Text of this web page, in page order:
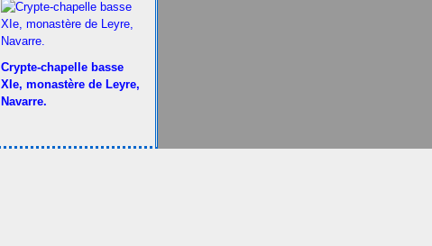
Crypte-chapelle basse
XIe, monastère de Leyre,
Navarre.